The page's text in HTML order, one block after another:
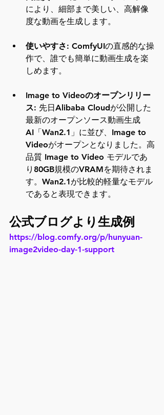
により、細部まで美しい、高解像
度な動画を生成します。
使いやすさ: ComfyUIの直感的な操
作で、誰でも簡単に動画生成を楽
しめます。
Image to Videoのオープンリリー
ス: 先日Alibaba Cloudが公開した
最新のオープンソース動画生成
AI「Wan2.1」に並び、Image to
Videoがオープンとなりました。高
品質 Image to Video モデルであ
り80GB規模のVRAMを期待されま
す。Wan2.1が比較的軽量なモデル
であると表現できます。
公式ブログより生成例
https://blog.comfy.org/p/hunyuan-
image2video-day-1-support